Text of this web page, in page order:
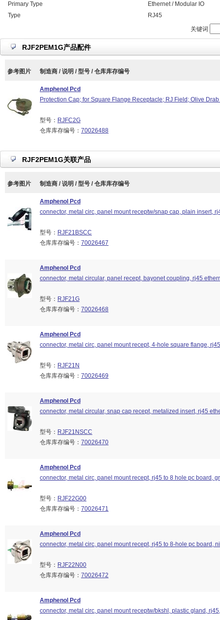
Primary Type
Ethernet / Modular IO
Type
RJ45
关键词
RJF2PEM1G产品配件
参考图片 制造商 / 说明 / 型号 / 仓库库存编号
Amphenol Pcd
Protection Cap; for Square Flange Receptacle; RJ Field; Olive
型号： RJFC2G
仓库库存编号： 70026488
RJF2PEM1G关联产品
参考图片 制造商 / 说明 / 型号 / 仓库库存编号
Amphenol Pcd
connector, metal circ, panel mount receptw/snap cap, plain insert,
型号： RJF21BSCC
仓库库存编号： 70026467
Amphenol Pcd
connector, metal circular, panel recept, bayonet coupling, rj45
型号： RJF21G
仓库库存编号： 70026468
Amphenol Pcd
connector, metal circ, panel mount recept, 4-hole square flange,
型号： RJF21N
仓库库存编号： 70026469
Amphenol Pcd
connector, metal circular, snap cap recept, metalized insert, rj45
型号： RJF21NSCC
仓库库存编号： 70026470
Amphenol Pcd
connector, metal circ, panel mount recept, rj45 to 8 hole pc board,
型号： RJF22G00
仓库库存编号： 70026471
Amphenol Pcd
connector, metal circ, panel mount recept, rj45 to 8-hole pc board,
型号： RJF22N00
仓库库存编号： 70026472
Amphenol Pcd
connector, metal circ, panel mount receptw/bkshl, plastic gland,